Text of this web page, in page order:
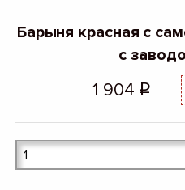
Барыня красная с
с
1 904 q